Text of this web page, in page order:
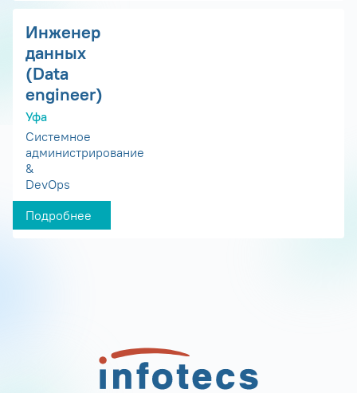
Инженер
данных
(Data
engineer)
Уфа
Системное
администрирование
&
DevOps
Подробнее